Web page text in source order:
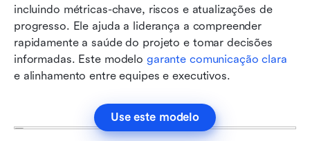
incluindo métricas-chave, riscos e atualizações de
progresso. Ele ajuda a liderança a compreender
rapidamente a saúde do projeto e tomar decisões
informadas. Este modelo garante comunicação clara
e alinhamento entre equipes e executivos.
Use este modelo